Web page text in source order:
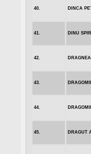
40. DINCA
41. DINU
42.
43.
44.
45. DRAGUT